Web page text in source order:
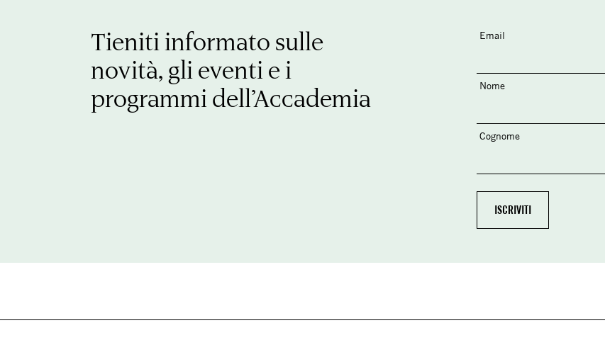
Tieniti informato sulle
novità, gli eventi e i
programmi dell’Accademia
Email
Nome
Cognome